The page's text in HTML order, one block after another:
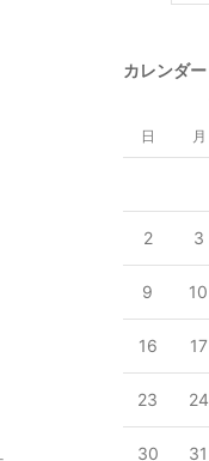
カレンダー
日 月
2 3
9 10
16 17
23 24
30 31